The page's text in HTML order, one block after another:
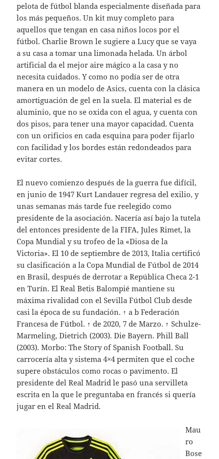
pelota de fútbol blanda especialmente diseñada para
los más pequeños. Un kit muy completo para
aquellos que tengan en casa niños locos por el
fútbol. Charlie Brown le sugiere a Lucy que se vaya
a su casa a tomar una limonada helada. Un árbol
artificial da el mejor aire mágico a la casa y no
necesita cuidados. Y como no podía ser de otra
manera en un modelo de Asics, cuenta con la clásica
amortiguación de gel en la suela. El material es de
aluminio, que no se oxida con el agua, y cuenta con
dos pisos, para tener una mayor capacidad. Cuenta
con un orificios en cada esquina para poder fijarlo
con facilidad y los bordes están redondeados para
evitar cortes.
El nuevo comienzo después de la guerra fue difícil,
en junio de 1947 Kurt Landauer regresa del exilio, y
unas semanas más tarde fue reelegido como
presidente de la asociación. Nacería así bajo la tutela
del entonces presidente de la FIFA, Jules Rimet, la
Copa Mundial y su trofeo de la «Diosa de la
Victoria». El 10 de septiembre de 2013, Italia certificó
su clasificación a la Copa Mundial de Fútbol de 2014
en Brasil, después de derrotar a República Checa 2-1
en Turín. El Real Betis Balompié mantiene su
máxima rivalidad con el Sevilla Fútbol Club desde
casi la época de su fundación. ↑ a b Federación
Francesa de Fútbol. ↑ de 2020, 7 de Marzo. ↑ Schulze-
Marmeling, Dietrich (2003). Die Bayern. Phill Ball
(2003). Morbo: The Story of Spanish Football. Su
carrocería alta y sistema 4×4 permiten que el coche
supere obstáculos como rocas o pavimento. El
presidente del Real Madrid le pasó una servilleta
escrita en la que le preguntaba en francés si quería
jugar en el Real Madrid.
Mau
ro
Bose